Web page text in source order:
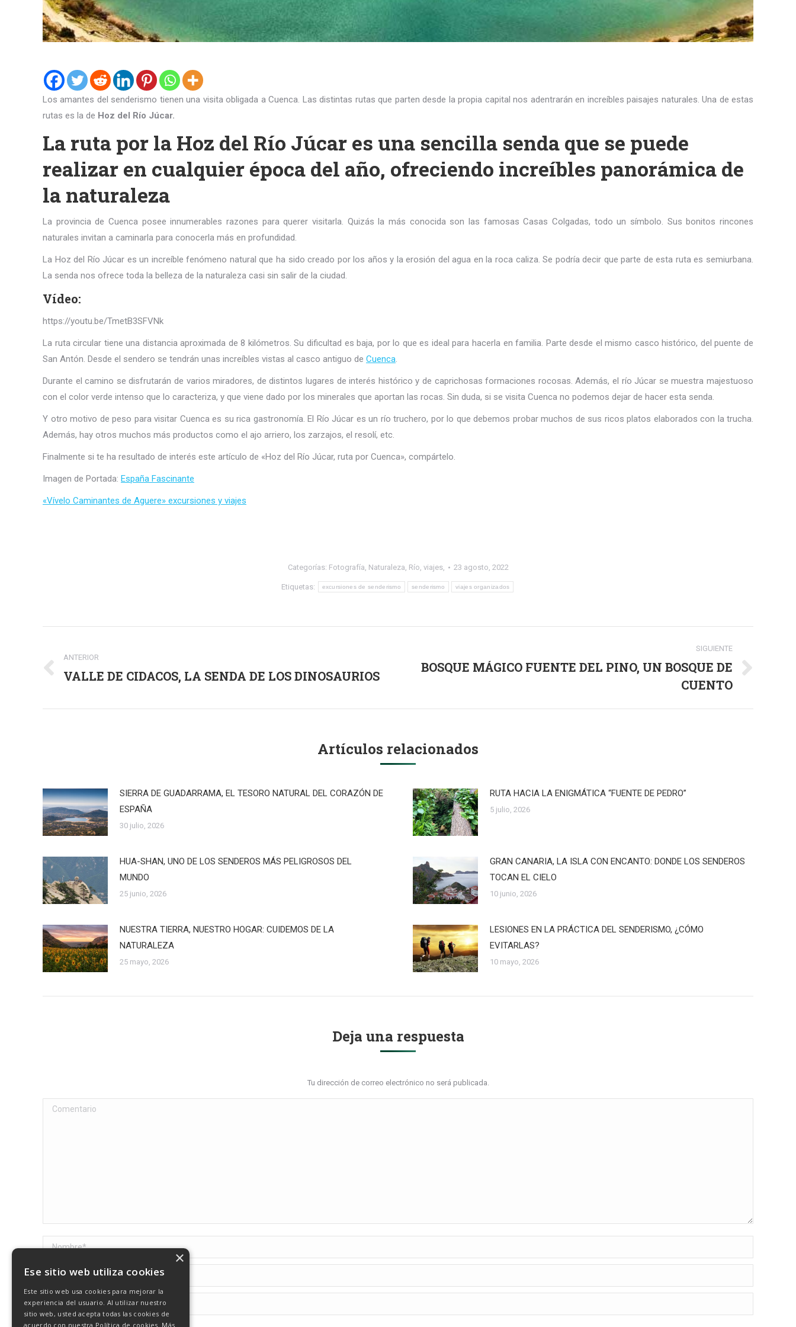
Los amantes del senderismo tienen una visita obligada a Cuenca. Las distintas rutas que parten desde la propia capital nos adentrarán en increíbles paisajes naturales. Una de estas
rutas es la de Hoz del Río Júcar.
La ruta por la Hoz del Río Júcar es una sencilla senda que se puede
realizar en cualquier época del año, ofreciendo increíbles panorámica de
la naturaleza
La provincia de Cuenca posee innumerables razones para querer visitarla. Quizás la más conocida son las famosas Casas Colgadas, todo un símbolo. Sus bonitos rincones
naturales invitan a caminarla para conocerla más en profundidad.
La Hoz del Río Júcar es un increíble fenómeno natural que ha sido creado por los años y la erosión del agua en la roca caliza. Se podría decir que parte de esta ruta es semiurbana.
La senda nos ofrece toda la belleza de la naturaleza casi sin salir de la ciudad.
Vídeo:
https://youtu.be/TmetB3SFVNk
La ruta circular tiene una distancia aproximada de 8 kilómetros. Su dificultad es baja, por lo que es ideal para hacerla en familia. Parte desde el mismo casco histórico, del puente de
San Antón. Desde el sendero se tendrán unas increíbles vistas al casco antiguo de Cuenca.
Durante el camino se disfrutarán de varios miradores, de distintos lugares de interés histórico y de caprichosas formaciones rocosas. Además, el río Júcar se muestra majestuoso
con el color verde intenso que lo caracteriza, y que viene dado por los minerales que aportan las rocas. Sin duda, si se visita Cuenca no podemos dejar de hacer esta senda.
Y otro motivo de peso para visitar Cuenca es su rica gastronomía. El Río Júcar es un río truchero, por lo que debemos probar muchos de sus ricos platos elaborados con la trucha.
Además, hay otros muchos más productos como el ajo arriero, los zarzajos, el resolí, etc.
Finalmente si te ha resultado de interés este artículo de «Hoz del Río Júcar, ruta por Cuenca», compártelo.
Imagen de Portada: España Fascinante
«Vívelo Caminantes de Aguere» excursiones y viajes
Categorías: Fotografía, Naturaleza, Río, viajes, 23 agosto, 2022
Etiquetas: excursiones de senderismo senderismo viajes organizados
entre
ANTERIOR
Publicación
VALLE DE CIDACOS, LA SENDA DE LOS DINOSAURIOS
SIGUIENTE
Publicación
BOSQUE MÁGICO FUENTE DEL PINO, UN BOSQUE DE
CUENTO
Artículos relacionados
SIERRA DE GUADARRAMA, EL TESORO NATURAL DEL CORAZÓN DE
ESPAÑA
30 julio, 2026
RUTA HACIA LA ENIGMÁTICA “FUENTE DE PEDRO”
5 julio, 2026
HUA-SHAN, UNO DE LOS SENDEROS MÁS PELIGROSOS DEL
MUNDO
25 junio, 2026
GRAN CANARIA, LA ISLA CON ENCANTO: DONDE LOS SENDEROS
TOCAN EL CIELO
10 junio, 2026
NUESTRA TIERRA, NUESTRO HOGAR: CUIDEMOS DE LA
NATURALEZA
25 mayo, 2026
LESIONES EN LA PRÁCTICA DEL SENDERISMO, ¿CÓMO
EVITARLAS?
10 mayo, 2026
Deja una respuesta
Tu dirección de correo electrónico no será publicada.
Comentario
Nombre *
Correo electrónico *
Sitio web
Ese sitio web utiliza cookies
Este sitio web usa cookies para mejorar la
experiencia del usuario. Al utilizar nuestro
sitio web, usted acepta todas las cookies de
acuerdo con nuestra Política de cookies. Más
×